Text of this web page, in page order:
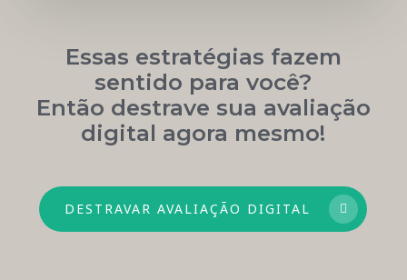
Essas estratégias fazem
sentido para você?
Então destrave sua avaliação
digital agora mesmo!
DESTRAVAR AVALIAÇÃO DIGITAL